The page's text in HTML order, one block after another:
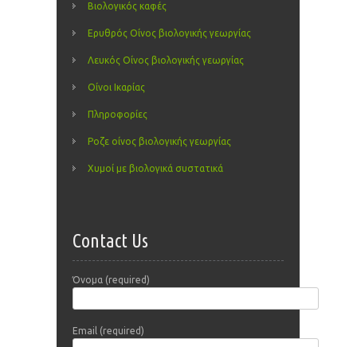
Βιολογικός καφές
Ερυθρός Οίνος βιολογικής γεωργίας
Λευκός Οίνος βιολογικής γεωργίας
Οίνοι Ικαρίας
Πληροφορίες
Ροζε οίνος βιολογικής γεωργίας
Χυμοί με βιολογικά συστατικά
Contact Us
Όνομα (required)
Email (required)